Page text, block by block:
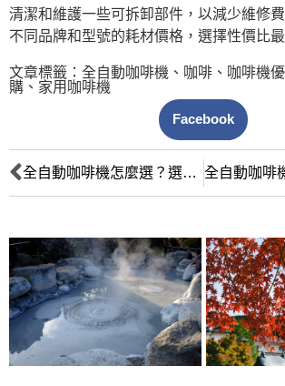
清潔和維護一些可拆卸部件，以減少維修
不同品牌和型號的耗材價格，選擇性價比
文章標籤： 全自動咖啡機 、 咖啡 、 咖啡機
購 、 家用咖啡機
Facebook
全自動咖啡機怎麼選？選購指南：預算、功能、品牌、清潔全攻略